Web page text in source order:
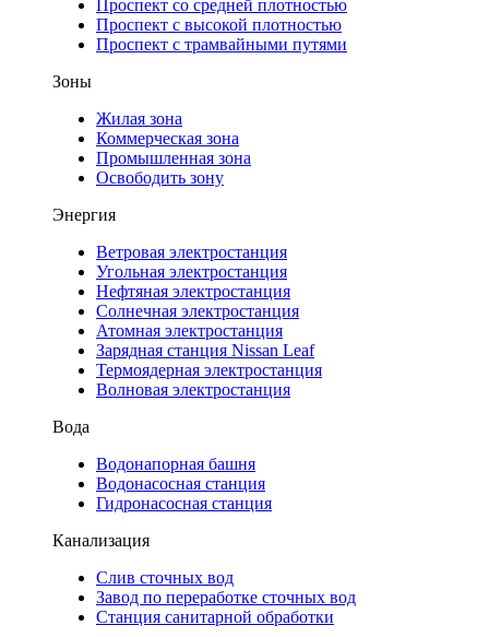
Проспект со средней плотностью
Проспект с высокой плотностью
Проспект с трамвайными путями
Зоны
Жилая зона
Коммерческая зона
Промышленная зона
Освободить зону
Энергия
Ветровая электростанция
Угольная электростанция
Нефтяная электростанция
Солнечная электростанция
Атомная электростанция
Зарядная станция Nissan Leaf
Термоядерная электростанция
Волновая электростанция
Вода
Водонапорная башня
Водонасосная станция
Гидронасосная станция
Канализация
Слив сточных вод
Завод по переработке сточных вод
Станция санитарной обработки